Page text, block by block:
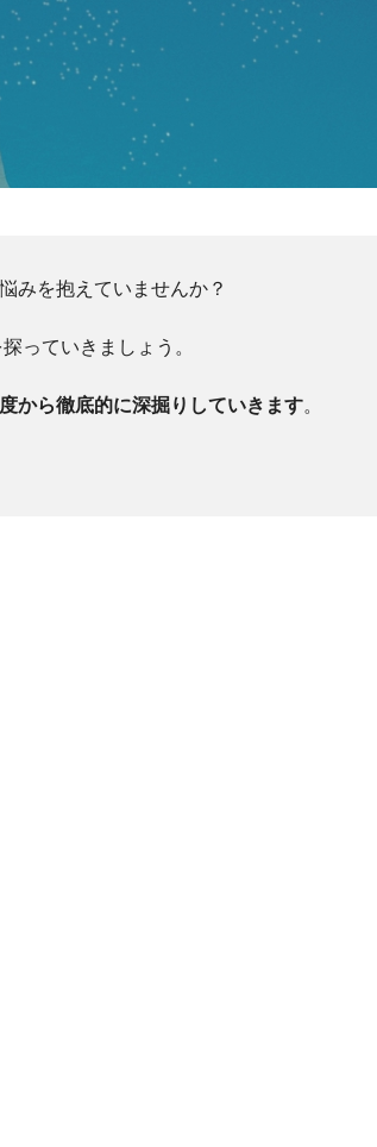
みを抱えていませんか？
っていきましょう。
から徹底的に深掘りしていきます。